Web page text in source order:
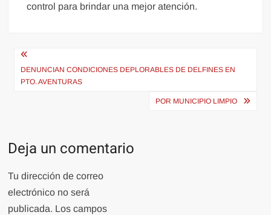
control para brindar una mejor atención.
Navegación
de
DENUNCIAN CONDICIONES DEPLORABLES DE DELFINES EN
PTO. AVENTURAS
POR MUNICIPIO LIMPIO
Deja un comentario
Tu dirección de correo
electrónico no será
publicada. Los campos